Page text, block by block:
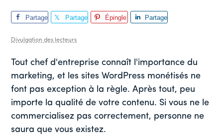
Partage
Partage
Épingle
Partage
Divulgation des lecteurs
Tout chef d'entreprise connaît l'importance du
marketing, et les sites WordPress monétisés ne
font pas exception à la règle. Après tout, peu
importe la qualité de votre contenu. Si vous ne le
commercialisez pas correctement, personne ne
saura que vous existez.